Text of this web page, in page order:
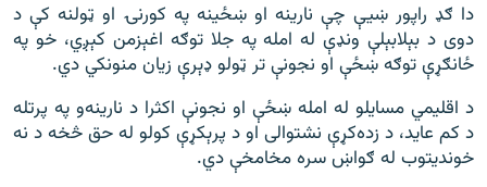
دا ګډ راپور ښیې چې نارینه او ښځینه په کورنۍ او ټولنه کې د
دوی د بېلابېلې ونډې له امله په جلا توګه اغېزمن کېږي، خو په
ځانګړې توګه ښځې او نجونې تر ټولو ډېرې زیان منونکي دي.
د اقلیمي مسايلو له امله ښځې او نجونې اکثرا د نارینه‌و په پرتله
د کم عاید، د زده‌‌کړې نشتوالی او د پرېکړې کولو له حق څخه د نه
خوندیتوب له ګواښ سره مخامخې دي.